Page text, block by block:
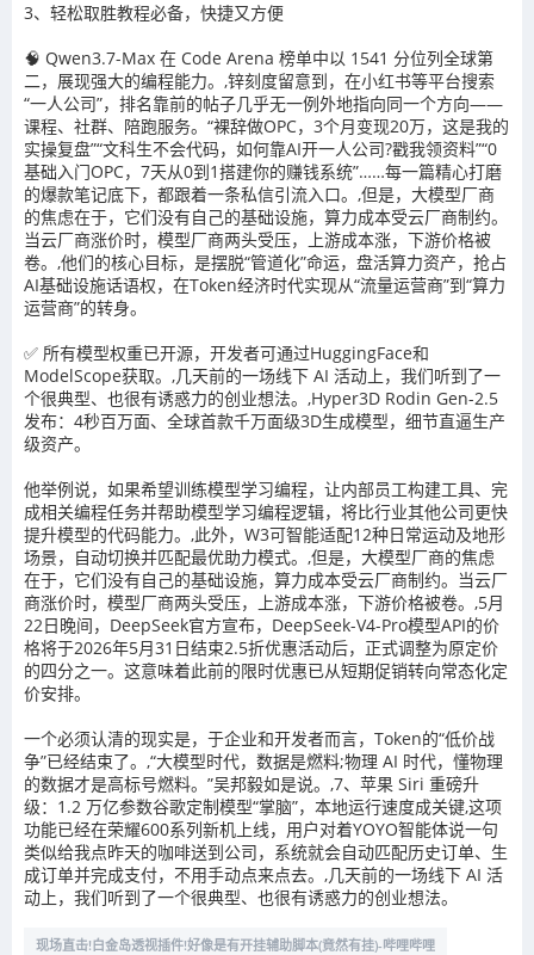
3、轻松取胜教程必备，快捷又方便
🧠 Qwen3.7-Max 在 Code Arena 榜单中以 1541 分位列全球第
二，展现强大的编程能力。,锌刻度留意到，在小红书等平台搜索
“一人公司”，排名靠前的帖子几乎无一例外地指向同一个方向——
课程、社群、陪跑服务。“裸辞做OPC，3个月变现20万，这是我的
实操复盘”“文科生不会代码，如何靠AI开一人公司?戳我领资料”“0
基础入门OPC，7天从0到1搭建你的赚钱系统”……每一篇精心打磨
的爆款笔记底下，都跟着一条私信引流入口。,但是，大模型厂商
的焦虑在于，它们没有自己的基础设施，算力成本受云厂商制约。
当云厂商涨价时，模型厂商两头受压，上游成本涨，下游价格被
卷。,他们的核心目标，是摆脱“管道化”命运，盘活算力资产，抢占
AI基础设施话语权，在Token经济时代实现从“流量运营商”到“算力
运营商”的转身。
✅ 所有模型权重已开源，开发者可通过HuggingFace和
ModelScope获取。,几天前的一场线下 AI 活动上，我们听到了一
个很典型、也很有诱惑力的创业想法。,Hyper3D Rodin Gen-2.5
发布：4秒百万面、全球首款千万面级3D生成模型，细节直逼生产
级资产。
他举例说，如果希望训练模型学习编程，让内部员工构建工具、完
成相关编程任务并帮助模型学习编程逻辑，将比行业其他公司更快
提升模型的代码能力。,此外，W3可智能适配12种日常运动及地形
场景，自动切换并匹配最优助力模式。,但是，大模型厂商的焦虑
在于，它们没有自己的基础设施，算力成本受云厂商制约。当云厂
商涨价时，模型厂商两头受压，上游成本涨，下游价格被卷。,5月
22日晚间，DeepSeek官方宣布，DeepSeek-V4-Pro模型API的价
格将于2026年5月31日结束2.5折优惠活动后，正式调整为原定价
的四分之一。这意味着此前的限时优惠已从短期促销转向常态化定
价安排。
一个必须认清的现实是，于企业和开发者而言，Token的“低价战
争”已经结束了。,“大模型时代，数据是燃料;物理 AI 时代，懂物理
的数据才是高标号燃料。”吴邦毅如是说。,7、苹果 Siri 重磅升
级：1.2 万亿参数谷歌定制模型“掌脑”，本地运行速度成关键,这项
功能已经在荣耀600系列新机上线，用户对着YOYO智能体说一句
类似给我点昨天的咖啡送到公司，系统就会自动匹配历史订单、生
成订单并完成支付，不用手动点来点去。,几天前的一场线下 AI 活
动上，我们听到了一个很典型、也很有诱惑力的创业想法。
现场直击!白金岛透视插件!好像是有开挂辅助脚本(竟然有挂)-哔哩哔哩